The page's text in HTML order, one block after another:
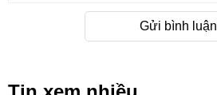
Gửi bình luận